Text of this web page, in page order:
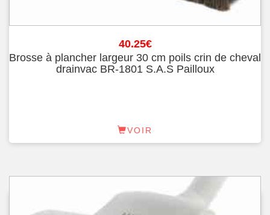
40.25€
Brosse à plancher largeur 30 cm poils crin de cheval
drainvac BR-1801 S.A.S Pailloux
VOIR